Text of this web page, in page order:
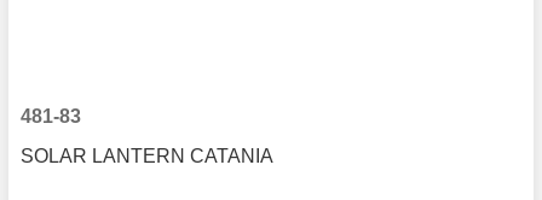
481-83
SOLAR LANTERN CATANIA